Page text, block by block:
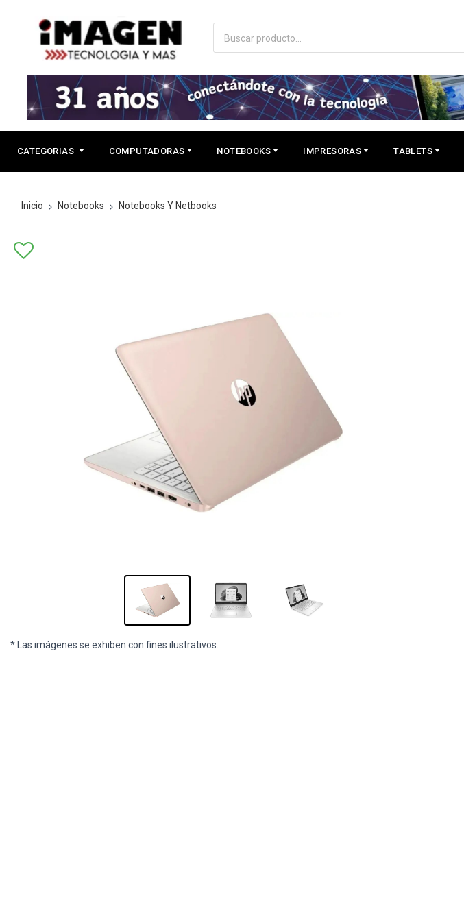
CATEGORIAS COMPUTADORAS NOTEBOOKS IMPRESORAS TABLETS
Inicio Notebooks Notebooks Y Netbooks
* Las imágenes se exhiben con fines ilustrativos.